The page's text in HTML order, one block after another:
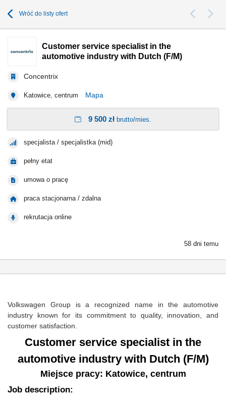
Wróć do listy ofert
Customer service specialist in the
automotive industry with Dutch (F/M)
Concentrix
Katowice, centrum Mapa
9 500 zł brutto/mies.
specjalista / specjalistka (mid)
pełny etat
umowa o pracę
praca stacjonarna / zdalna
rekrutacja online
58 dni temu
Volkswagen Group is a recognized name in the automotive
industry known for its commitment to quality, innovation, and
customer satisfaction.
Customer service specialist in the
automotive industry with Dutch (F/M)
Miejsce pracy: Katowice, centrum
Job description: